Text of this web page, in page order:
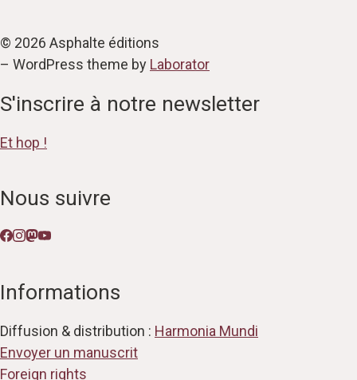
© 2026 Asphalte éditions
– WordPress theme by Laborator
S'inscrire à notre newsletter
Et hop !
Nous suivre
Informations
Diffusion & distribution : Harmonia Mundi
Envoyer un manuscrit
Foreign rights